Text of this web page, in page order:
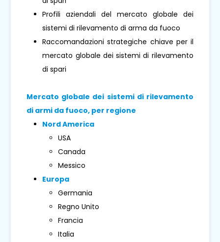
Profili aziendali del mercato globale dei
sistemi di rilevamento di arma da fuoco
Raccomandazioni strategiche chiave per il
mercato globale dei sistemi di rilevamento
di spari
Mercato globale dei sistemi di rilevamento
di armi da fuoco, per regione
Nord America
USA
Canada
Messico
Europa
Germania
Regno Unito
Francia
Italia